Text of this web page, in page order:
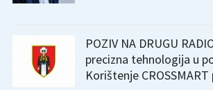
POZIV NA DRUGU
precizna tehnologija u
Korištenje